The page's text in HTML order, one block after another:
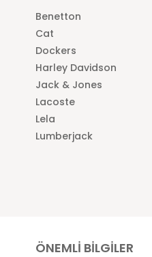
Benetton
Cat
Dockers
Harley Davidson
Jack & Jones
Lacoste
Lela
Lumberjack
ÖNEMLİ BİLGİLER